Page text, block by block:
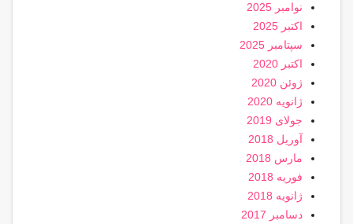
نوامبر 2025
اکتبر 2025
سپتامبر 2025
اکتبر 2020
ژوئن 2020
ژانویه 2020
جولای 2019
آوریل 2018
مارس 2018
فوریه 2018
ژانویه 2018
دسامبر 2017